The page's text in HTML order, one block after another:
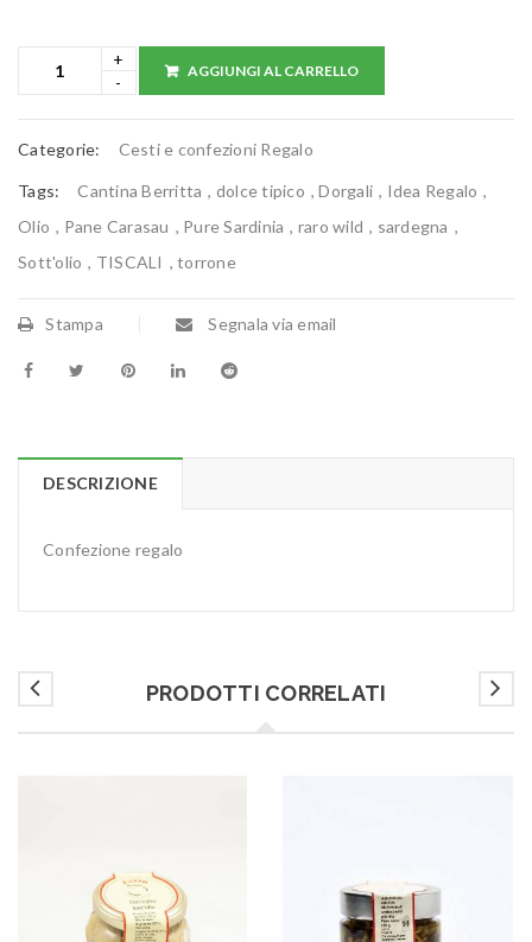
AGGIUNGI AL CARRELLO
Categorie: Cesti e confezioni Regalo
Tags: Cantina Berritta , dolce tipico ,Dorgali , Idea Regalo ,
Olio , Pane Carasau , Pure Sardinia , raro wild , sardegna ,
Sott'olio , TISCALI , torrone
Stampa Segnala via email
DESCRIZIONE
Confezione regalo
PRODOTTI CORRELATI